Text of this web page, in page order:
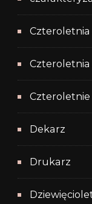
Czteroletnia
Czteroletnia
Dekarz
Drukarz